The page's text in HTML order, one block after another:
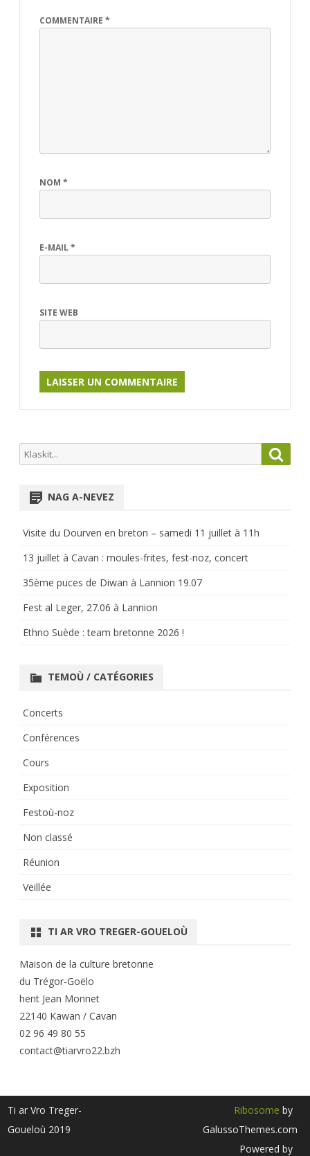
COMMENTAIRE *
NOM *
E-MAIL*
SITE WEB
Search
for:
NAG A-NEVEZ
Visite du Dourven en breton – samedi 11 juillet à 11h
13 juillet à Cavan : moules-frites, fest-noz, concert
35ème puces de Diwan à Lannion 19.07
Fest al Leger, 27.06 à Lannion
Ethno Suède : team bretonne 2026 !
TEMOÙ / CATÉGORIES
Concerts
Conférences
Cours
Exposition
Festoù-noz
Non classé
Réunion
Veillée
TI AR VRO TREGER-GOUELOÙ
Maison de la culture bretonne
du Trégor-Goëlo
hent Jean Monnet
22140 Kawan / Cavan
02 96 49 80 55
contact@tiarvro22.bzh
Ti ar Vro Treger-
Goueloù 2019
Ribosome by
GalussoThemes.com
Powered by